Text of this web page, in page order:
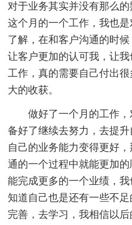
对于业务其实并没有那么
这个月的一个工作，我也
了解，在和客户沟通的时
让客户更加的认可我，让
工作，真的需要自己付出
大的收获。
做好了一个月的工作
备好了继续去努力，去提
自己的业务能力变得更好
通的一个过程中就能更加
能完成更多的一个业绩，
知道自己也是还有一些不
完善，去学习，我相信以